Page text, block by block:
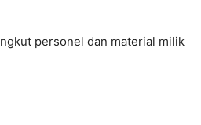
personel dan material milik